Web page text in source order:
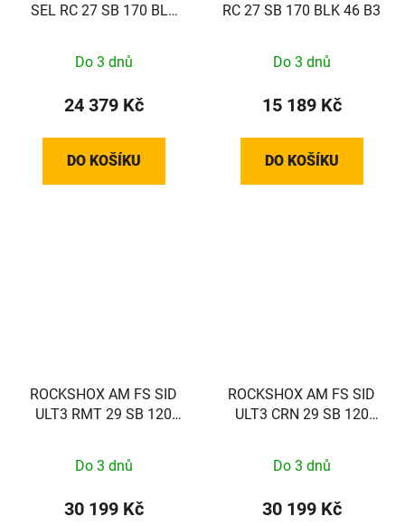
SEL RC 27 SB 170 BLK
Do 3 dnů
24 379 Kč
DO KOŠÍKU
RC 27 SB 170 BLK 46 B3
Do 3 dnů
15 189 Kč
DO KOŠÍKU
ROCKSHOX AM FS SID
ULT3 RMT 29 SB 120
Do 3 dnů
30 199 Kč
ROCKSHOX AM FS SID
ULT3 CRN 29 SB 120
Do 3 dnů
30 199 Kč